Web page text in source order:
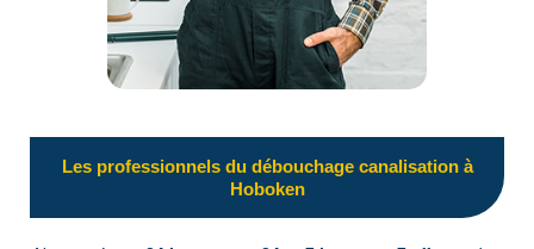
Les professionnels du débouchage canalisation à
Hoboken